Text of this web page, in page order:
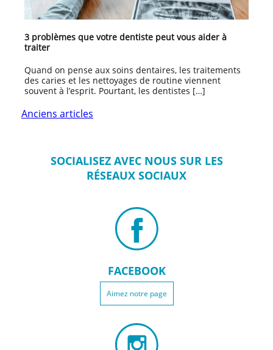
3 problèmes que votre dentiste peut vous aider à
traiter
Quand on pense aux soins dentaires, les traitements
des caries et les nettoyages de routine viennent
souvent à l’esprit. Pourtant, les dentistes […]
Anciens articles
SOCIALISEZ AVEC NOUS SUR LES
RÉSEAUX SOCIAUX
FACEBOOK
Aimez notre page